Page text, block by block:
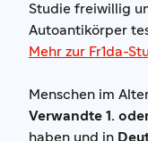
Studie freiwillig
Autoantikörper
Mehr zur Fr1da-
Menschen im
Verwandte 1.
haben und in